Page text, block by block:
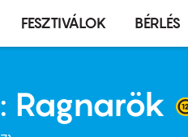
FESZTIVÁLOK BÉRLÉS
Ragnarök